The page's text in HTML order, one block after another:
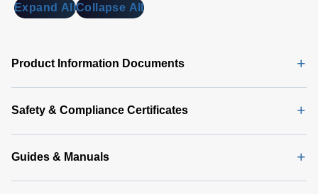
Expand AllCollapse All
Product Information Documents
Safety & Compliance Certificates
Guides & Manuals